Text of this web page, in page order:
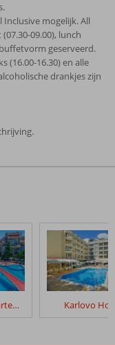
mogelijk. All
09.00), lunch
geserveerd.
(16.00-16.30) en alle
drankjes zijn
Elit 2, 3 & 4 Appartementen Karlovo